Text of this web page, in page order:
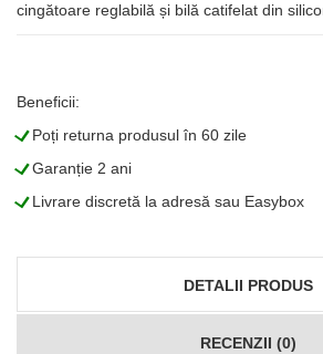
cingătoare reglabilă și bilă catifelat din
Beneficii:
LPoți returna produsul în 60 zile
LGaranție 2 ani
LLivrare discretă la adresă sau Easybox
DETALII PRODUS
RECENZII (0)